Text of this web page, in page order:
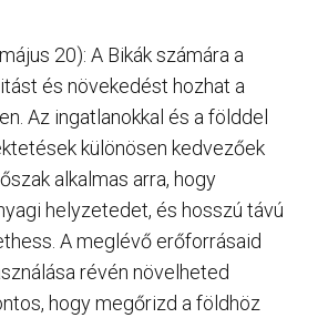
20): A Bikák számára a
és növekedést hozhat a
Az ingatlanokkal és a földdel
különösen kedvezőek
alkalmas arra, hogy
helyzetedet, és hosszú távú
A meglévő erőforrásaid
révén növelheted
hogy megőrizd a földhöz